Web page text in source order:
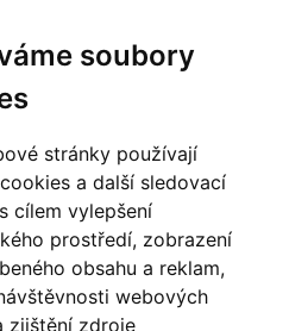
soubory
stránky používají
a další sledovací
cílem vylepšení
prostředí, zobrazení
obsahu a reklam,
webových
zjištění zdroje
zabývající se dovozem a
i stylového nábytku